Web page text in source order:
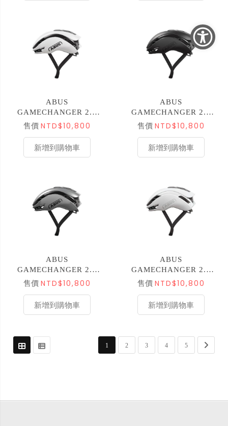
ABUS
GAMECHANGER 2.0
空力安全帽 亞版 亮白
售價 NTD$10,800
新增到購物車
ABUS
GAMECHANGER 2.0
空力安全帽 亞版 霧黑
售價 NTD$10,800
新增到購物車
ABUS
GAMECHANGER 2.0
空力安全帽 亞版 競速灰
售價 NTD$10,800
新增到購物車
ABUS
GAMECHANGER 2.0
空力安全帽 亞版 霧白
售價 NTD$10,800
新增到購物車
頁面
您正在閱讀網頁
1 頁面
2 頁面
3 頁面
4 頁面
5 頁面
下一步